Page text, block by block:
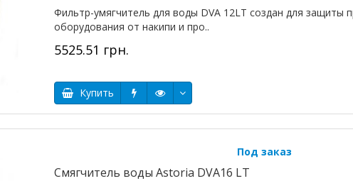
Фильтр-умягчитель для воды DVA 12LT создан для защиты
оборудования от накипи и про..
5525.51 грн.
Купить
Под заказ
Смягчитель воды Astoria DVA16 LT